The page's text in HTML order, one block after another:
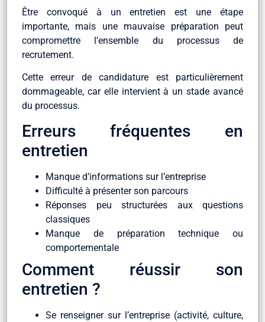
Être convoqué à un entretien est une étape
importante, mais une mauvaise préparation peut
compromettre l’ensemble du processus de
recrutement.
Cette erreur de candidature est particulièrement
dommageable, car elle intervient à un stade avancé
du processus.
Erreurs fréquentes en
entretien
Manque d’informations sur l’entreprise
Difficulté à présenter son parcours
Réponses peu structurées aux questions
classiques
Manque de préparation technique ou
comportementale
Comment réussir son
entretien ?
Se renseigner sur l’entreprise (activité, culture,